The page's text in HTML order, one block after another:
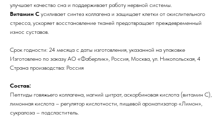
улучшает качество сна и поддерживает работу нервной системы.
Витамин С усиливает синтез коллагена и защищает клетки от окислительного
стресса, ускоряет восстановление тканей предотвращает преждевременный
износ суставов.
Срок годности: 24 месяца с даты изготовления, указанной на упаковке
Изготовлено по заказу АО «Фаберлик», Россия, Москва, ул. Никопольская, 4
Страна производства: Россия
Состав:
Пептиды говяжьего коллагена, магний цитрат, аскорбиновая кислота (витамин С),
лимонная кислота – регулятор кислотности, пищевой ароматизатор «Лимон»,
сукралоза – подсластитель.